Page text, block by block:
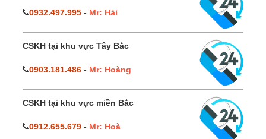
0932.497.995 - Mr: Hải
CSKH tại khu vực Tây Bắc
0903.181.486 - Mr: Hoàng
CSKH tại khu vực miền Bắc
0912.655.679 - Mr: Hoà